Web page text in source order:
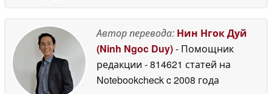
Автор перевода: Нин Нгок Дуй
(Ninh Ngoc Duy)- Помощник
редакции - 814621 статей на
Notebookcheckc 2008 года